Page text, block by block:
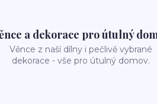
a dekorace pro útulný
Věnce z naší dílny i pečlivě vybrané
dekorace - vše pro útulný domov.